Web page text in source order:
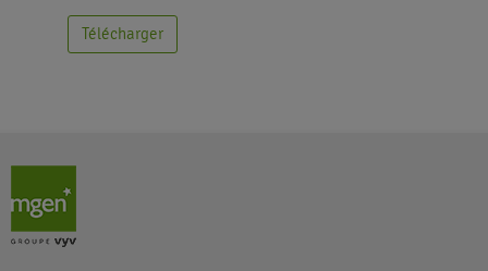
Télécharger